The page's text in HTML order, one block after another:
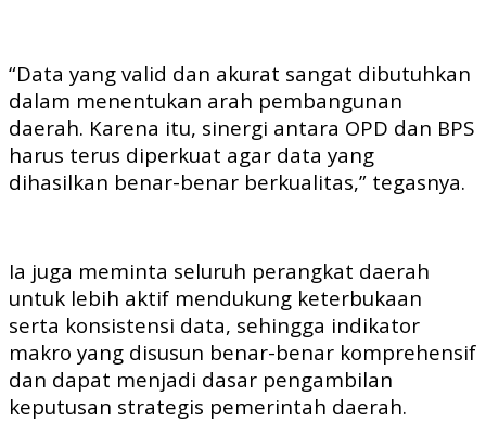
“Data yang valid dan akurat sangat dibutuhkan
dalam menentukan arah pembangunan
daerah. Karena itu, sinergi antara OPD dan BPS
harus terus diperkuat agar data yang
dihasilkan benar-benar berkualitas,” tegasnya.
Ia juga meminta seluruh perangkat daerah
untuk lebih aktif mendukung keterbukaan
serta konsistensi data, sehingga indikator
makro yang disusun benar-benar komprehensif
dan dapat menjadi dasar pengambilan
keputusan strategis pemerintah daerah.